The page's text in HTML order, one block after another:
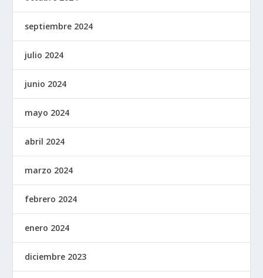
septiembre 2024
julio 2024
junio 2024
mayo 2024
abril 2024
marzo 2024
febrero 2024
enero 2024
diciembre 2023